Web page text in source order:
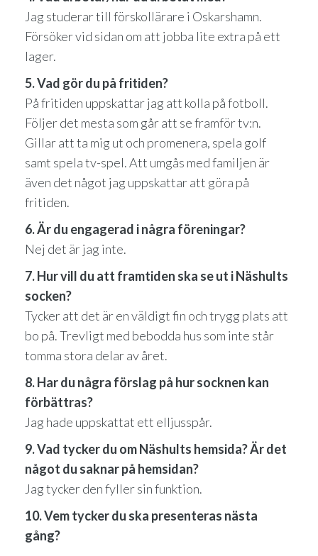
Jag studerar till förskollärare i Oskarshamn.
Försöker vid sidan om att jobba lite extra på ett
lager.
5. Vad gör du på fritiden?
På fritiden uppskattar jag att kolla på fotboll.
Följer det mesta som går att se framför tv:n.
Gillar att ta mig ut och promenera, spela golf
samt spela tv-spel. Att umgås med familjen är
även det något jag uppskattar att göra på
fritiden.
6. Är du engagerad i några föreningar?
Nej det är jag inte.
7. Hur vill du att framtiden ska se ut i Näshults
socken?
Tycker att det är en väldigt fin och trygg plats att
bo på. Trevligt med bebodda hus som inte står
tomma stora delar av året.
8. Har du några förslag på hur socknen kan
förbättras?
Jag hade uppskattat ett elljusspår.
9. Vad tycker du om Näshults hemsida? Är det
något du saknar på hemsidan?
Jag tycker den fyller sin funktion.
10. Vem tycker du ska presenteras nästa
gång?